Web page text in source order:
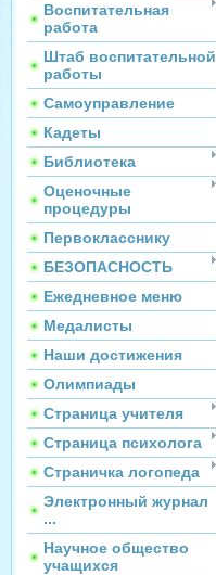
Воспитательная
работа
Штаб воспитательной
работы
Самоуправление
Кадеты
Библиотека
Оценочные
процедуры
Первокласснику
БЕЗОПАСНОСТЬ
Ежедневное меню
Медалисты
Наши достижения
Олимпиады
Страница учителя
Страница психолога
Страничка логопеда
Электронный журнал
...
Научное общество
учащихся